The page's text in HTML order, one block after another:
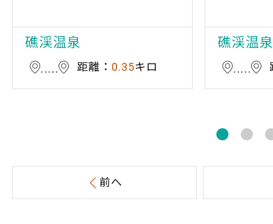
礁渓温泉
距離： 0.35キロ
礁渓温
前へ